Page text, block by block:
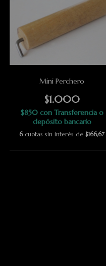
Mini Perchero
$1.000
$850 con Transferencia o
depósito bancario
6 cuotas sin interés de$166,67